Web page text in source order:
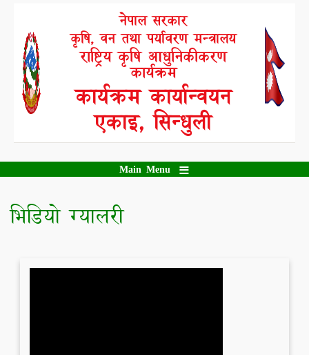
content
नेपाल सरकार
कृषि, वन तथा पर्यावरण मन्त्रालय
राष्ट्रिय कृषि आधुनिकीकरण
कार्यक्रम
कार्यक्रम कार्यान्वयन
एकाइ, सिन्धुली
Main Menu
भिडियो ग्यालरी